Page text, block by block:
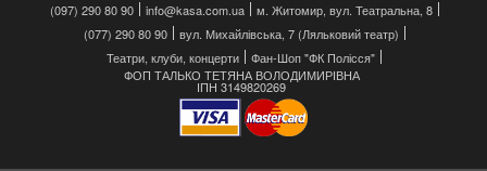
(097) 290 80 90 info@kasa.com.ua
м. Житомир, вул. Театральна, 8
(077) 290 80 90
вул. Михайлівська, 7 (Ляльковий театр)
Театри, клуби, концерти
Фан-Шоп "ФК Полісся"
ФОП ТАЛЬКО ТЕТЯНА ВОЛОДИМИРІВНА
ІПН 3149820269